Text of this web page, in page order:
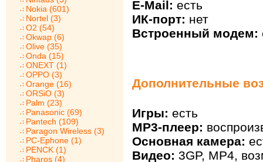
Nokia (601)
Nortel (3)
O2 (54)
Okwap (6)
Olive (35)
Onda (15)
ONEXT (1)
OPPO (3)
Orange (16)
ORSiO (3)
Palm (23)
Panasonic (69)
Pantech (109)
Paragon Wireless (3)
PC-Ephone (1)
PENCK (1)
Pharos (4)
E-Mail: есть
ИК-порт: нет
Встроенный модем:
Дополнительные
Игры: есть
MP3-плеер:
Основная камера:
Видео: 3GP, MP4,